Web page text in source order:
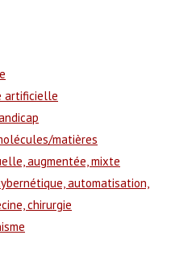
artificielle
matières
augmentée, mixte
automatisation,
chirurgie